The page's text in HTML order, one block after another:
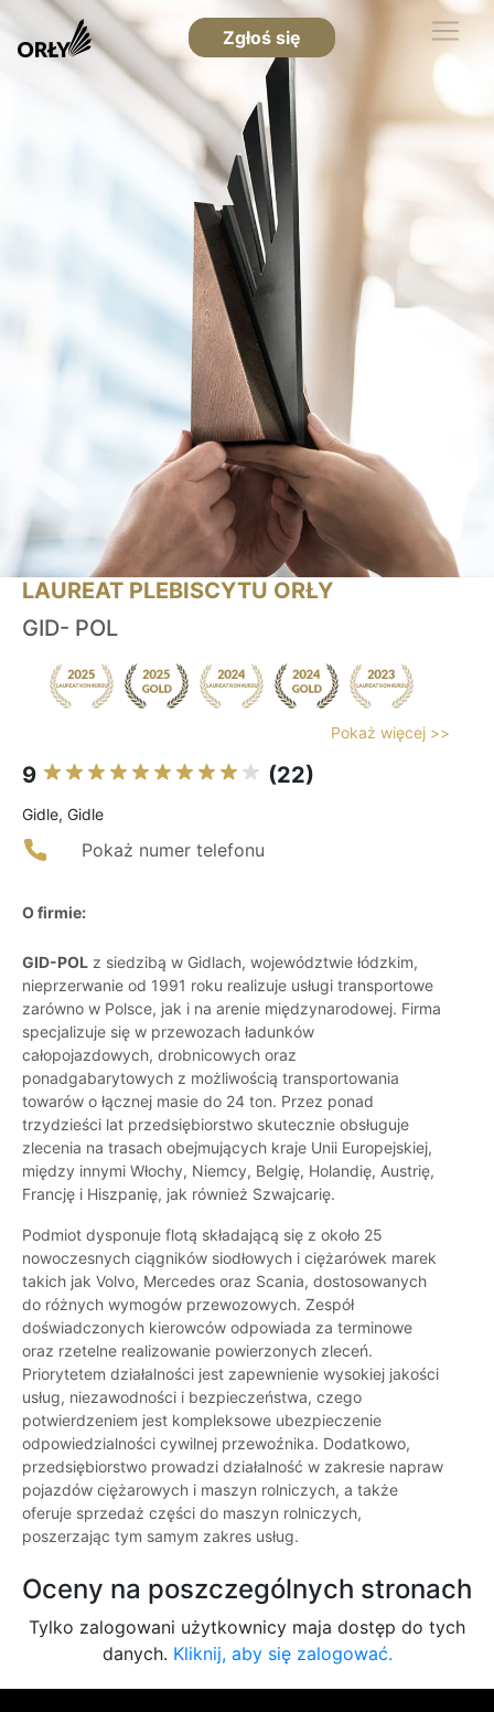
Zgłoś się
LAUREAT PLEBISCYTU ORŁY
GID- POL
Pokaż więcej >>
9 (22)
Gidle, Gidle
Pokaż numer telefonu
O firmie:
GID-POL z siedzibą w Gidlach, województwie łódzkim,
nieprzerwanie od 1991 roku realizuje usługi transportowe
zarówno w Polsce, jak i na arenie międzynarodowej. Firma
specjalizuje się w przewozach ładunków
całopojazdowych, drobnicowych oraz
ponadgabarytowych z możliwością transportowania
towarów o łącznej masie do 24 ton. Przez ponad
trzydzieści lat przedsiębiorstwo skutecznie obsługuje
zlecenia na trasach obejmujących kraje Unii Europejskiej,
między innymi Włochy, Niemcy, Belgię, Holandię, Austrię,
Francję i Hiszpanię, jak również Szwajcarię.
Podmiot dysponuje flotą składającą się z około 25
nowoczesnych ciągników siodłowych i ciężarówek marek
takich jak Volvo, Mercedes oraz Scania, dostosowanych
do różnych wymogów przewozowych. Zespół
doświadczonych kierowców odpowiada za terminowe
oraz rzetelne realizowanie powierzonych zleceń.
Priorytetem działalności jest zapewnienie wysokiej jakości
usług, niezawodności i bezpieczeństwa, czego
potwierdzeniem jest kompleksowe ubezpieczenie
odpowiedzialności cywilnej przewoźnika. Dodatkowo,
przedsiębiorstwo prowadzi działalność w zakresie napraw
pojazdów ciężarowych i maszyn rolniczych, a także
oferuje sprzedaż części do maszyn rolniczych,
poszerzając tym samym zakres usług.
Oceny na poszczególnych stronach
Tylko zalogowani użytkownicy maja dostęp do tych
danych. Kliknij, aby się zalogować.